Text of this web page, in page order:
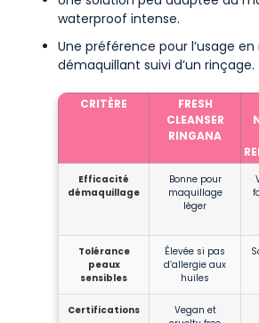
waterproof intense.
Une préférence pour l’usage
démaquillant suivi d’un rinçage.
CRITÈRE
FRESH
CLEANSER
RINGANA
Efficacité
démaquillage
Bonne pour
maquillage
léger
Tolérance
peaux
sensibles
Élevée si pas
d’allergie aux
huiles
Certifications
Vegan et